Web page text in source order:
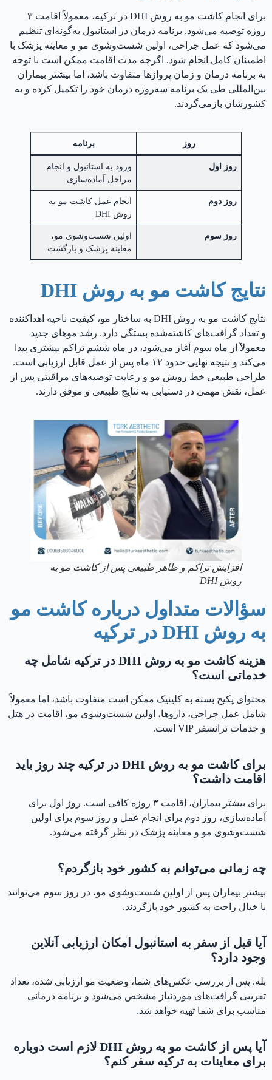
برای انجام کاشت مو به روش DHI در ترکیه، معمولاً اقامت ۳
روزه توصیه می‌شود. برنامه درمان در استانبول به‌گونه‌ای تنظیم
می‌شود که عمل جراحی، اولین شست‌وشوی مو و معاینه پزشک با
اطمینان کامل انجام شود. اگرچه مدت اقامت ممکن است با توجه
به برنامه درمان و زمان پروازها متفاوت باشد، اما بیشتر بیماران
بین‌المللی طی یک برنامه سه‌روزه درمان خود را تکمیل کرده و به
کشورشان بازمی‌گردند.
روز برنامه
روز اول
ورود به استانبول و انجام
مراحل آماده‌سازی
روز دوم
انجام عمل کاشت مو به
روش DHI
روز سوم
اولین شست‌وشوی مو،
معاینه پزشک و بازگشت
نتایج کاشت مو به روش DHI
نتایج کاشت مو به روش DHI به ساختار مو، کیفیت ناحیه اهداکننده
و تعداد گرافت‌های کاشته‌شده بستگی دارد. رشد موهای جدید
معمولاً از ماه سوم آغاز می‌شود، در ماه ششم تراکم بیشتری پیدا
می‌کند و نتیجه نهایی حدود ۱۲ ماه پس از عمل قابل ارزیابی است.
طراحی طبیعی خط رویش مو و رعایت توصیه‌های مراقبتی پس از
عمل، نقش مهمی در دستیابی به نتایج طبیعی و موفق دارند.
افزایش تراکم و ظاهر طبیعی پس از کاشت مو به
روش DHI
سؤالات متداول درباره کاشت مو
به روش DHI در ترکیه
هزینه کاشت مو به روش DHI در ترکیه شامل چه
خدماتی است؟
محتوای پکیج بسته به کلینیک ممکن است متفاوت باشد، اما معمولاً
شامل عمل جراحی، داروها، اولین شست‌وشوی مو، اقامت در هتل
و خدمات ترانسفر VIP است.
برای کاشت مو به روش DHI در ترکیه چند روز باید
اقامت داشت؟
برای بیشتر بیماران، اقامت ۳ روزه کافی است. روز اول برای
آماده‌سازی، روز دوم برای انجام عمل و روز سوم برای اولین
شست‌وشوی مو و معاینه پزشک در نظر گرفته می‌شود.
چه زمانی می‌توانم به کشور خود بازگردم؟
بیشتر بیماران پس از اولین شست‌وشوی مو، در روز سوم می‌توانند
با خیال راحت به کشور خود بازگردند.
آیا قبل از سفر به استانبول امکان ارزیابی آنلاین
وجود دارد؟
بله. پس از بررسی عکس‌های شما، وضعیت مو ارزیابی شده، تعداد
تقریبی گرافت‌های موردنیاز مشخص می‌شود و برنامه درمانی
مناسب برای شما تهیه خواهد شد.
آیا پس از کاشت مو به روش DHI لازم است دوباره
برای معاینات به ترکیه سفر کنم؟